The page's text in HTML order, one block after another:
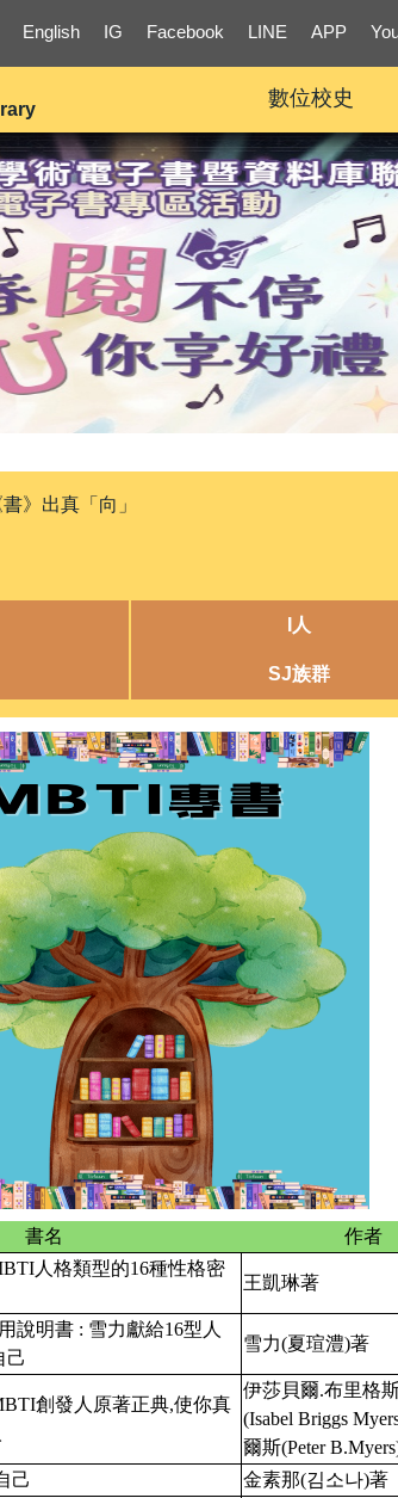
English IG Facebook LINE APP
數位校史
》出真「向」
I人
SJ族群
書名 作者
人格類型的16種性格密
王凱琳著
說明書 : 雪力獻給16型人
己
雪力(夏瑄澧)著
創發人原著正典,使你真
伊莎貝爾.布里格
(Isabel Briggs
爾斯(Peter
己 金素那(김소나)著